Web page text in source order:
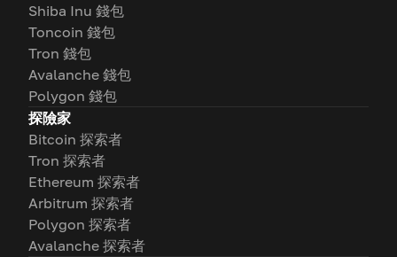
Shiba Inu 錢包
Toncoin 錢包
Tron 錢包
Avalanche 錢包
Polygon 錢包
探險家
Bitcoin 探索者
Tron 探索者
Ethereum 探索者
Arbitrum 探索者
Polygon 探索者
Avalanche 探索者